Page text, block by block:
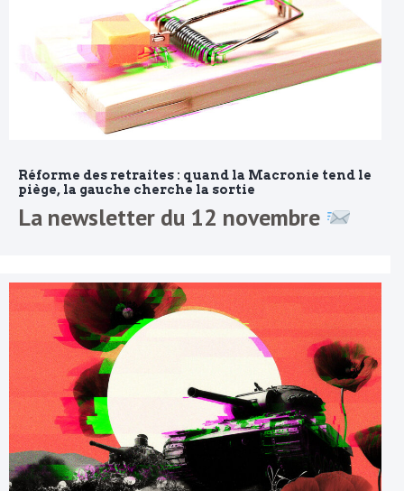
Réforme des retraites : quand la Macronie tend le
piège, la gauche cherche la sortie
La newsletter du 12 novembre